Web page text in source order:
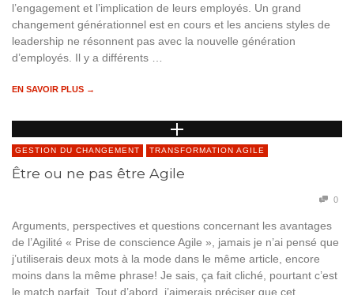
l’engagement et l’implication de leurs employés. Un grand
changement générationnel est en cours et les anciens styles de
leadership ne résonnent pas avec la nouvelle génération
d’employés. Il y a différents …
EN SAVOIR PLUS →
GESTION DU CHANGEMENT TRANSFORMATION AGILE
Être ou ne pas être Agile
0
Arguments, perspectives et questions concernant les avantages
de l’Agilité « Prise de conscience Agile », jamais je n’ai pensé que
j’utiliserais deux mots à la mode dans le même article, encore
moins dans la même phrase! Je sais, ça fait cliché, pourtant c’est
le match parfait. Tout d’abord, j’aimerais préciser que cet …